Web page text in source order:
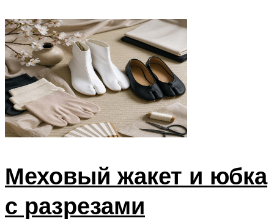
Меховый жакет и юбка
с разрезами